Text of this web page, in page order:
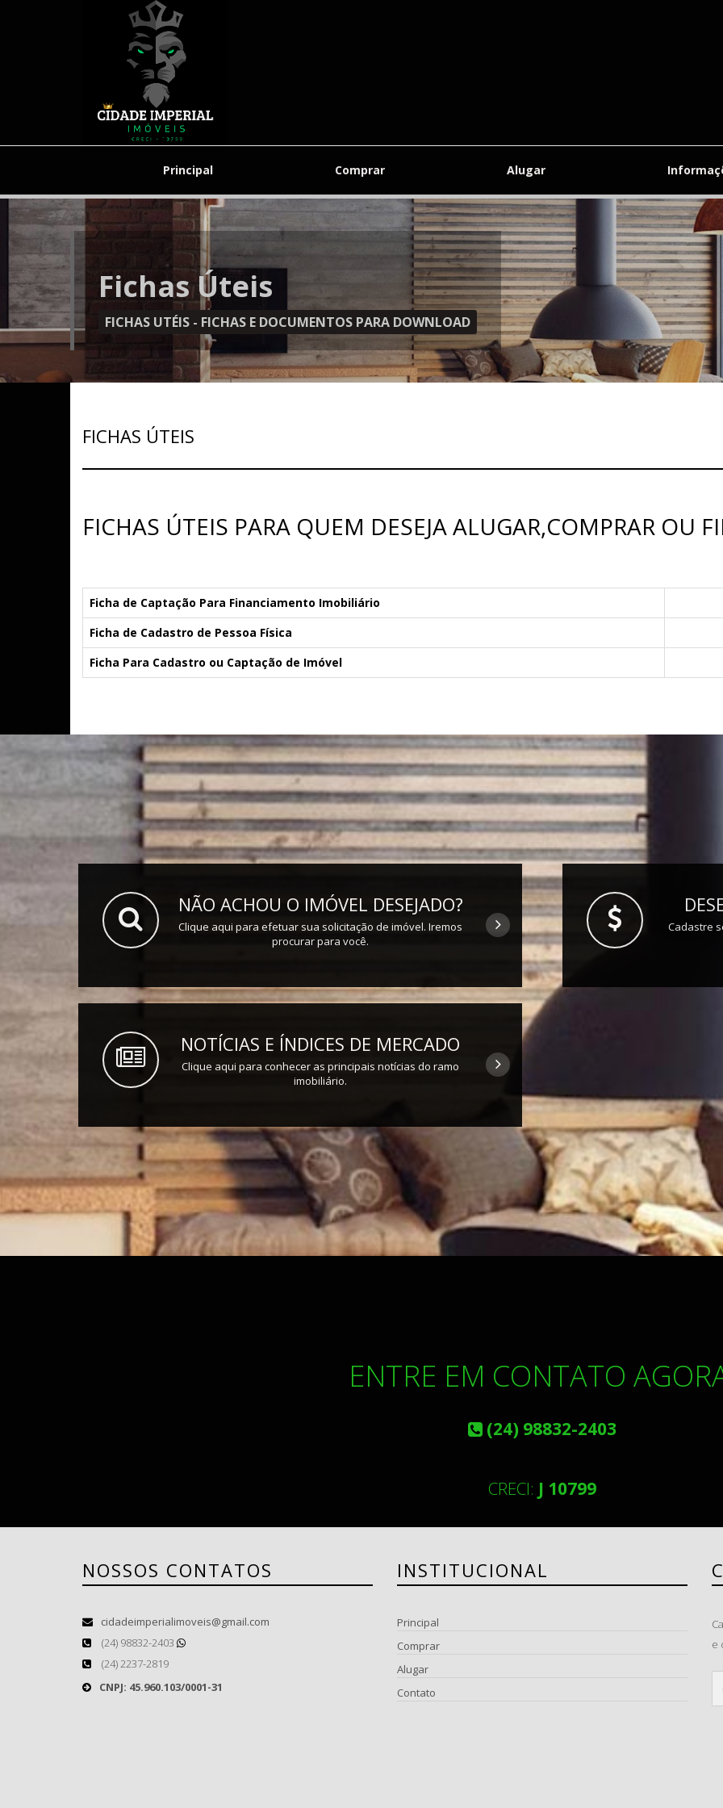
Principal Comprar Alugar
Fichas Úteis
FICHAS UTÉIS - FICHAS E DOCUMENTOS PARA DOWNLOAD
FICHAS ÚTEIS
FICHAS ÚTEIS PARA QUEM DESEJA ALUGAR,COMPRAR OU
Ficha de Captação Para Financiamento Imobiliário
Ficha de Cadastro de Pessoa Física
Ficha Para Cadastro ou Captação de Imóvel
NÃO ACHOU O IMÓVEL DESEJADO?
Clique aqui para efetuar sua solicitação de imóvel. Iremos
procurar para você.
Cadastre
NOTÍCIAS E ÍNDICES DE MERCADO
Clique aqui para conhecer as principais notícias do ramo
imobiliário.
ENTRE EM CONTATO
(24) 98832-2403
CRECI: J 10799
NOSSOS CONTATOS
cidadeimperialimoveis@gmail.com
(24) 98832-2403
(24) 2237-2819
CNPJ: 45.960.103/0001-31
INSTITUCIONAL
Principal
Comprar
Alugar
Contato
e